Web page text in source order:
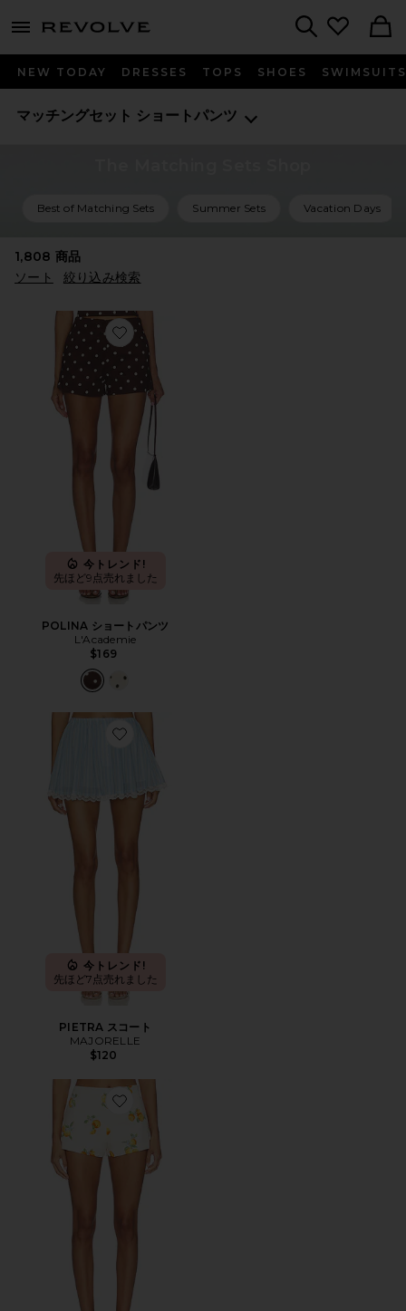
menu - shows more content
NEW TODAY DRESSES TOPS SHOES SWIMSUITS
マッチングセット ショートパンツ
Best of Matching Sets Summer Sets Vacation Days
1,808 商品
ソート
絞り込み検索
Favorite POLINA ショートパンツ
今トレンド!
先ほど9点売れました
POLINA ショートパンツ
L'Academie
$169
Favorite PIETRA スコート
今トレンド!
先ほど7点売れました
PIETRA スコート
MAJORELLE
$120
Favorite SANSA ショートパンツ